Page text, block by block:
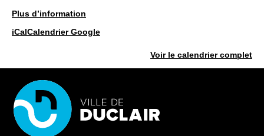
Duclair
Plus d’information
iCalCalendrier Google
Voir le calendrier complet